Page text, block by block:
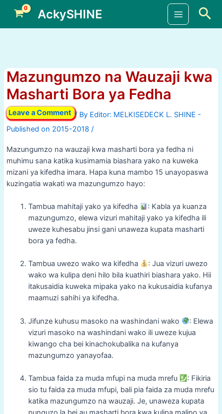
content
AckySHINE
Main
Mazungumzo na Wauzaji kwa
Masharti Bora ya Fedha
Leave a Comment / By
/
Mazungumzo na wauzaji kwa masharti bora ya fedha ni
muhimu sana katika kusimamia biashara yako na kuweka
mizani ya kifedha imara. Hapa kuna mambo 15 unayopaswa
kuzingatia wakati wa mazungumzo hayo:
Tambua mahitaji yako ya kifedha
: Kabla ya kuanza
mazungumzo, elewa vizuri mahitaji yako ya kifedha ili
uweze kuhesabu jinsi gani unaweza kupata masharti
bora ya fedha.
Tambua uwezo wako wa kifedha
: Jua vizuri uwezo
wako wa kulipa deni hilo bila kuathiri biashara yako. Hii
itakusaidia kuweka mipaka yako na kukusaidia kufanya
maamuzi sahihi ya kifedha.
Jifunze kuhusu masoko na washindani wako
: Elewa
vizuri masoko na washindani wako ili uweze kujua
kiwango cha bei kinachokubalika na kufanya
mazungumzo yanayofaa.
Tambua faida za muda mfupi na muda mrefu
: Fikiria
sio tu faida za muda mfupi, bali pia faida za muda mrefu
katika mazungumzo na wauzaji. Je, unaweza kupata